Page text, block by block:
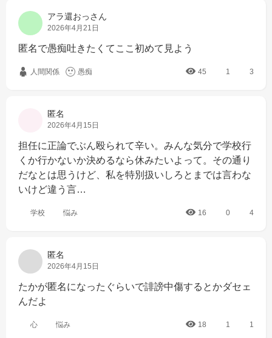
アラ還おっさん
2026年4月21日
匿名で愚痴吐きたくてここ初めて見よう
人間関係 愚痴 45 1 3
匿名
2026年4月15日
担任に正論でぶん殴られて辛い。みんな気分で学校行
くか行かないか決めるなら休みたいよって。その通り
だなとは思うけど、私を特別扱いしろとまでは言わな
いけど違う言…
学校 悩み 16 0 4
匿名
2026年4月15日
たかが匿名になったぐらいで誹謗中傷するとかダセェ
んだよ
心 悩み 18 1 1